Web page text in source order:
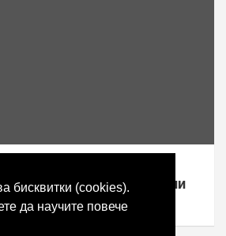
бисквитки (cookies).
да научите повече
парти игри с приятели